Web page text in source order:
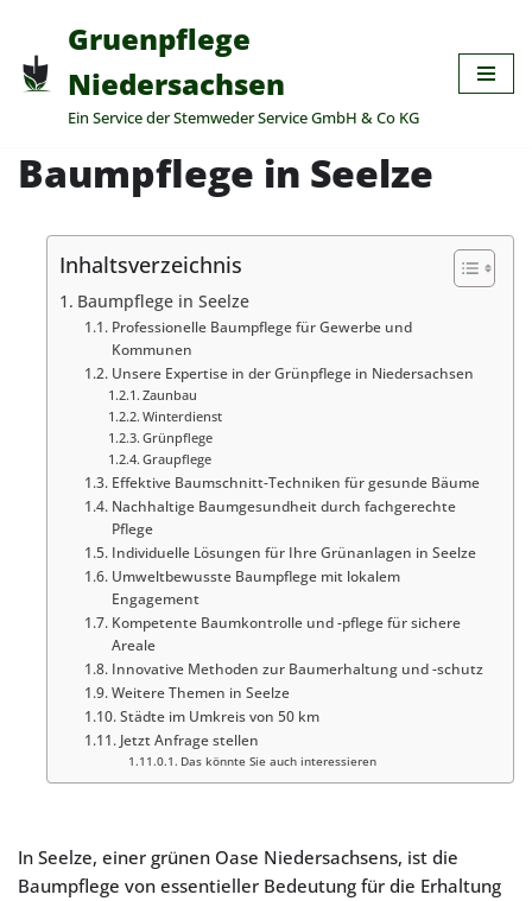
Zum
Inhalt
springen
Gruenpflege
Niedersachsen
Ein Service der Stemweder Service GmbH & Co KG
Baumpflege in Seelze
Inhaltsverzeichnis
Baumpflege in Seelze
Professionelle Baumpflege für Gewerbe und
Kommunen
Unsere Expertise in der Grünpflege in Niedersachsen
Zaunbau
Winterdienst
Grünpflege
Graupflege
Effektive Baumschnitt-Techniken für gesunde Bäume
Nachhaltige Baumgesundheit durch fachgerechte
Pflege
Individuelle Lösungen für Ihre Grünanlagen in Seelze
Umweltbewusste Baumpflege mit lokalem
Engagement
Kompetente Baumkontrolle und -pflege für sichere
Areale
Innovative Methoden zur Baumerhaltung und -schutz
Weitere Themen in Seelze
Städte im Umkreis von 50 km
Jetzt Anfrage stellen
Das könnte Sie auch interessieren
In Seelze, einer grünen Oase Niedersachsens, ist die
Baumpflege von essentieller Bedeutung für die Erhaltung